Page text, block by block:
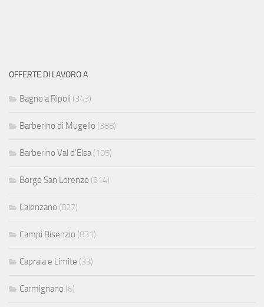
OFFERTE DI LAVORO A
Bagno a Ripoli (343)
Barberino di Mugello (388)
Barberino Val d'Elsa(105)
Borgo San Lorenzo (314)
Calenzano (827)
Campi Bisenzio (831)
Capraia e Limite (33)
Carmignano (6)